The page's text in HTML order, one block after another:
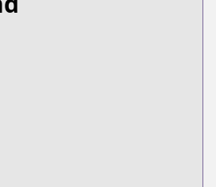
planet.com/manga/http://
vagabond